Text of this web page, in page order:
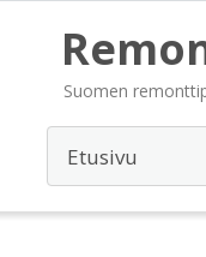
Suomen